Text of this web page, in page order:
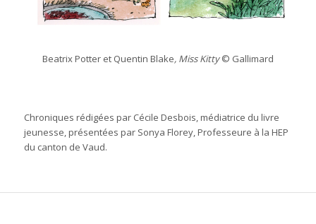
Beatrix Potter et Quentin Blake, Miss Kitty© Gallimard
Chroniques rédigées par Cécile Desbois, médiatrice du livre
jeunesse, présentées par Sonya Florey, Professeure à la HEP
du canton de Vaud.